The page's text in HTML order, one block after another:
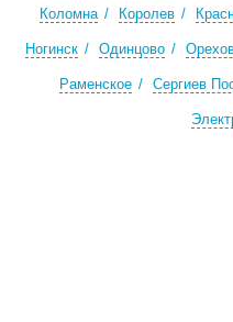
Коломна Королев
Ногинск Одинцово
Раменское Сергиев